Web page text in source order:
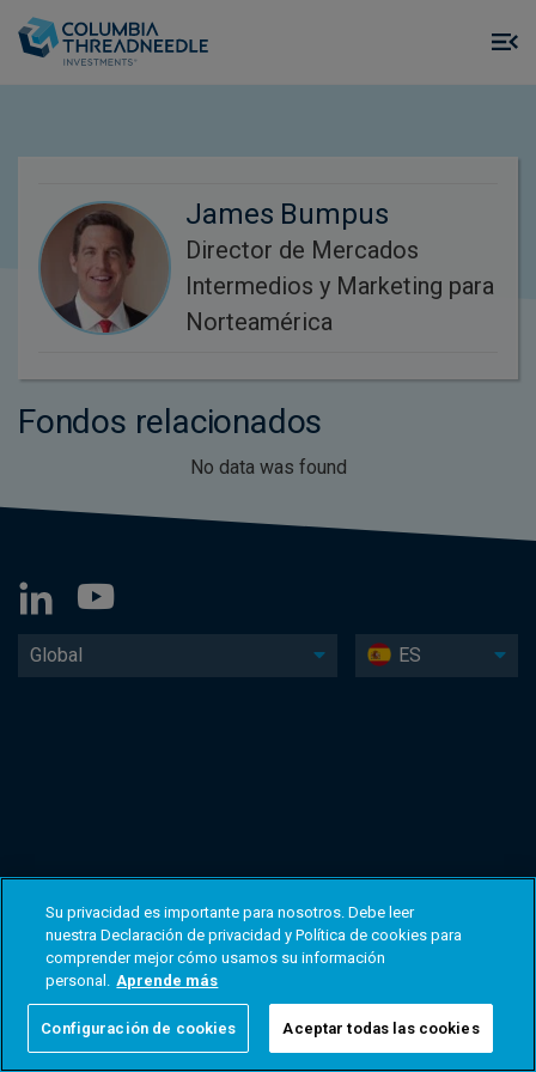
James Bumpus
Director de Mercados
Intermedios y Marketing para
Norteamérica
Fondos relacionados
No data was found
Global ES
Su privacidad es importante para nosotros. Debe leer
nuestra Declaración de privacidad y Política de cookies para
comprender mejor cómo usamos su información
personal. Aprende más
Configuración de cookies Aceptar todas las cookies